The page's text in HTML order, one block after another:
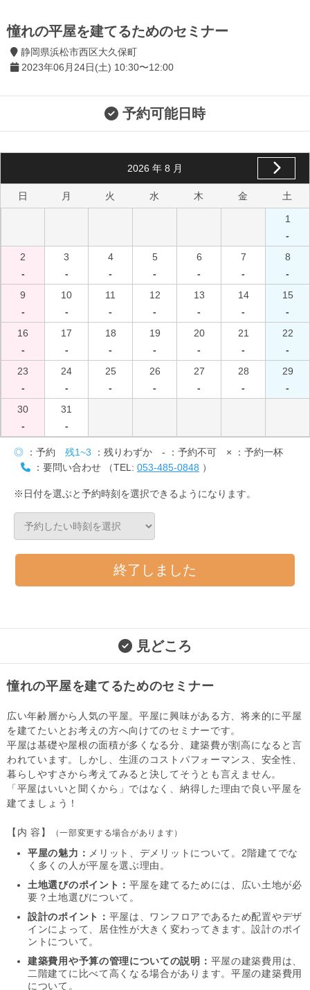
憧れの平屋を建てるためのセミナー
静岡県浜松市西区大久保町
2023年06月24日(土) 10:30〜12:00
予約可能日時
2026 年 8 月
日 月 火 水 木 金 土
1
-
2
-
3
-
4
-
5
-
6
-
7
-
8
-
9
-
10
-
11
-
12
-
13
-
14
-
15
-
16
-
17
-
18
-
19
-
20
-
21
-
22
-
23
-
24
-
25
-
26
-
27
-
28
-
29
-
30
-
31
-
◎ ：予約 残1~3 ：残りわずか - ：予約不可 × ：予約一杯
：要問い合わせ （TEL: 053-485-0848 ）
※日付を選ぶと予約時刻を選択できるようになります。
終了しました
見どころ
憧れの平屋を建てるためのセミナー
広い年齢層から人気の平屋。平屋に興味がある方、将来的に平屋
を建てたいとお考えの方へ向けてのセミナーです。
平屋は基礎や屋根の面積が多くなる分、建築費が割高になると言
われています。しかし、生涯のコストパフォーマンス、安全性、
暮らしやすさから考えてみると決してそうとも言えません。
「平屋はいいと聞くから」ではなく、納得した理由で良い平屋を
建てましょう！
【 内 容】 （一部変更する場合があります）
平屋の魅力： メリット、デメリットについて。2階建てでな
く多くの人が平屋を選ぶ理由。
土地選びのポイント： 平屋を建てるためには、広い土地が必
要？土地選びについて。
設計のポイント： 平屋は、ワンフロアであるため配置やデザ
インによって、居住性が大きく変わってきます。設計のポイ
ントについて。
建築費用や予算の管理についての説明： 平屋の建築費用は、
二階建てに比べて高くなる場合があります。平屋の建築費用
について。